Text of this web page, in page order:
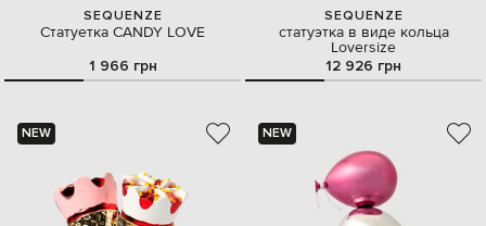
SEQUENZE
Статуетка CANDY LOVE
1 966 грн
SEQUENZE
статуэтка в виде кольца
Loversize
12 926 грн
NEW NEW